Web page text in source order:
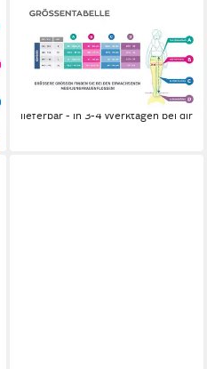
FIN FUN
Monoflosse Fin Fun
Meerjungfrauenflosse
Kindergrößen - Arctic Blue
lieferbar - in 3-4 Werktagen bei dir